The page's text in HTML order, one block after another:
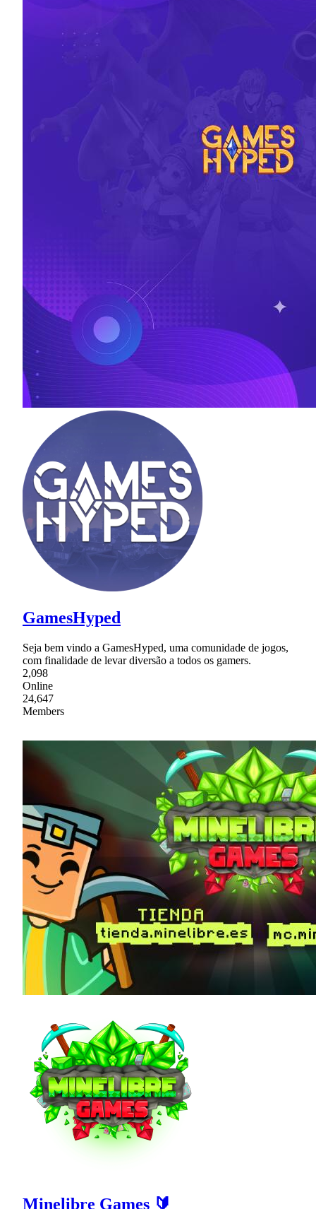
GamesHyped
Seja bem vindo a GamesHyped, uma comunidade de jogos,
com finalidade de levar diversão a todos os gamers.
2,098
Online
24,647
Members
Minelibre Games 🔰